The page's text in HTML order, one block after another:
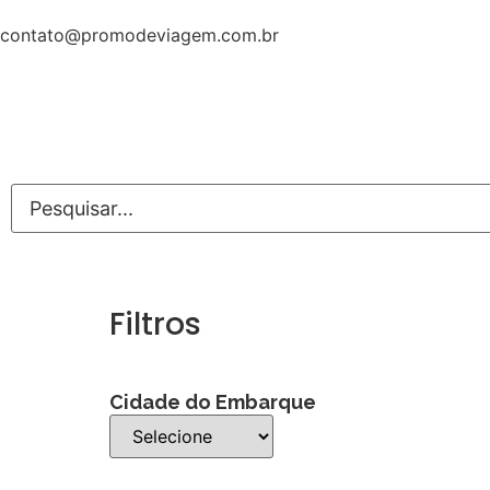
contato@promodeviagem.com.br
Filtros
Cidade do Embarque